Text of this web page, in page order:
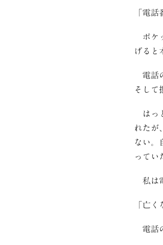
「電
ポケ
げると
電話
そして
はっ
れたが
ない。
ってい
私は
「亡
電話